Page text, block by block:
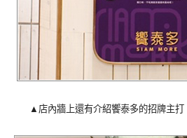
▲店內牆上還有介紹饗泰多的招牌主打